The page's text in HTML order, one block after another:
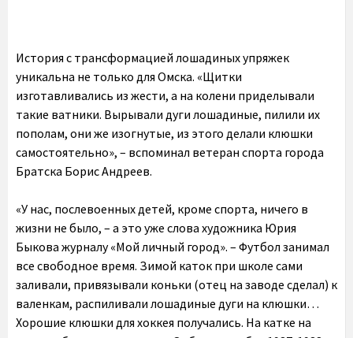
История с трансформацией лошадиных упряжек
уникальна не только для Омска. «Щитки
изготавливались из жести, а на колени приделывали
такие ватники. Вырывали дуги лошадиные, пилили их
пополам, они же изогнутые, из этого делали клюшки
самостоятельно», – вспоминал ветеран спорта города
Братска Борис Андреев.
«У нас, послевоенных детей, кроме спорта, ничего в
жизни не было, – а это уже слова художника Юрия
Быкова журналу «Мой личный город». – Футбол занимал
все свободное время. Зимой каток при школе сами
заливали, привязывали коньки (отец на заводе сделал) к
валенкам, распиливали лошадиные дуги на клюшки…
Хорошие клюшки для хоккея получались. На катке на